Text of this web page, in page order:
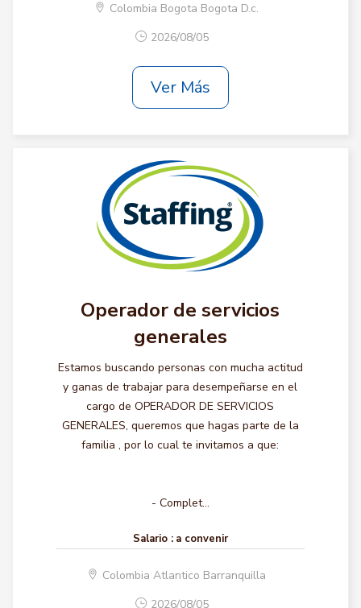
Colombia Bogota Bogota D.c.
2026/08/05
Ver Más
Operador de servicios
generales
Estamos buscando personas con mucha actitud
y ganas de trabajar para desempeñarse en el
cargo de OPERADOR DE SERVICIOS
GENERALES, queremos que hagas parte de la
familia , por lo cual te invitamos a que:
- Complet...
Salario : a convenir
Colombia Atlantico Barranquilla
2026/08/05